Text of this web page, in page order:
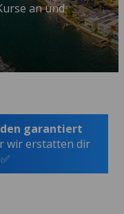
an und
garantiert
wir erstatten dir